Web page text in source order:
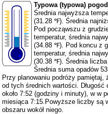
Typowa (typowa)
Średnia najwyższa
(31.28 ℉). Średnia
Pod począwszu z
temperatur, średnia
(34.88 ℉). Pod koncu z
temperatur, średnia
(30.38 ℉). Średnia
Średnia suma opadów
Przy planowaniu podróży
od tych średnich wartości.
około 7:52 (godziny i minuty), w w
miesiąca 7:15.Powyższe liczby są
obszaru wokół niego.